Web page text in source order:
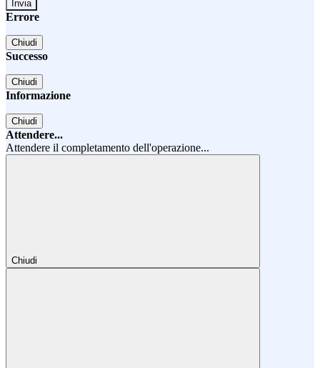
Errore
Chiudi
Successo
Chiudi
Informazione
Chiudi
Attendere...
Attendere il completamento dell'operazione...
Chiudi